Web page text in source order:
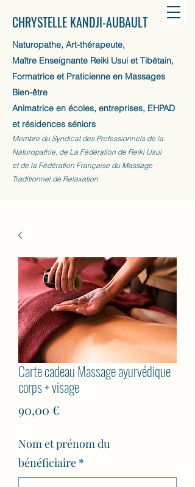
CHRYSTELLE KANDJI-AUBAULT
Naturopathe, Art-thérapeute,
Maître Enseignante Reiki Usui et Tibétain,
Formatrice et Praticienne en Massages
Bien-être
Animatrice en écoles, entreprises, EHPAD
et résidences séniors
Membre du Syndicat des Professionnels de la
Naturopathie, de La Fédération de Reiki Usui
et de la Fédération Française du Massage
Traditionnel de Relaxation
Carte cadeau Massage ayurvédique
corps + visage
90,00 €
Nom et prénom du
bénéficiaire *